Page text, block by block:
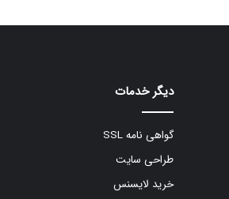
دیگر خدمات
گواهی نامه SSL
طراحی سایت
خرید لایسنس